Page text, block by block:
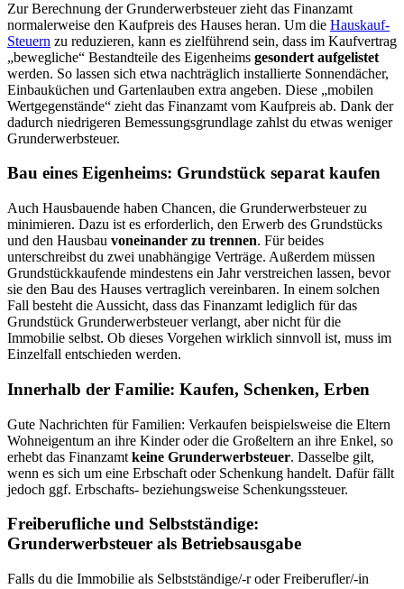
Zur Berechnung der Grunderwerbsteuer zieht das Finanzamt
normalerweise den Kaufpreis des Hauses heran. Um die Hauskauf-
Steuern zu reduzieren, kann es zielführend sein, dass im Kaufvertrag
„bewegliche“ Bestandteile des Eigenheims gesondert aufgelistet
werden. So lassen sich etwa nachträglich installierte Sonnendächer,
Einbauküchen und Gartenlauben extra angeben. Diese „mobilen
Wertgegenstände“ zieht das Finanzamt vom Kaufpreis ab. Dank der
dadurch niedrigeren Bemessungsgrundlage zahlst du etwas weniger
Grunderwerbsteuer.
Bau eines Eigenheims: Grundstück separat kaufen
Auch Hausbauende haben Chancen, die Grunderwerbsteuer zu
minimieren. Dazu ist es erforderlich, den Erwerb des Grundstücks
und den Hausbau voneinander zu trennen. Für beides
unterschreibst du zwei unabhängige Verträge. Außerdem müssen
Grundstückkaufende mindestens ein Jahr verstreichen lassen, bevor
sie den Bau des Hauses vertraglich vereinbaren. In einem solchen
Fall besteht die Aussicht, dass das Finanzamt lediglich für das
Grundstück Grunderwerbsteuer verlangt, aber nicht für die
Immobilie selbst. Ob dieses Vorgehen wirklich sinnvoll ist, muss im
Einzelfall entschieden werden.
Innerhalb der Familie: Kaufen, Schenken, Erben
Gute Nachrichten für Familien: Verkaufen beispielsweise die Eltern
Wohneigentum an ihre Kinder oder die Großeltern an ihre Enkel, so
erhebt das Finanzamt keine Grunderwerbsteuer. Dasselbe gilt,
wenn es sich um eine Erbschaft oder Schenkung handelt. Dafür fällt
jedoch ggf. Erbschafts- beziehungsweise Schenkungssteuer.
Freiberufliche und Selbstständige:
Grunderwerbsteuer als Betriebsausgabe
Falls du die Immobilie als Selbstständige/-r oder Freiberufler/-in